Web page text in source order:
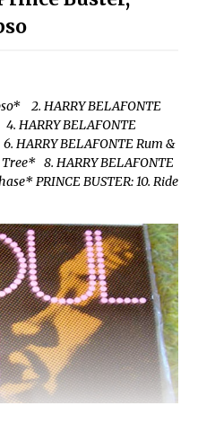
2. HARRY BELAFONTE
HARRY BELAFONTE
HARRY BELAFONTE Rum &
8. HARRY BELAFONTE
PRINCE BUSTER: 10. Ride